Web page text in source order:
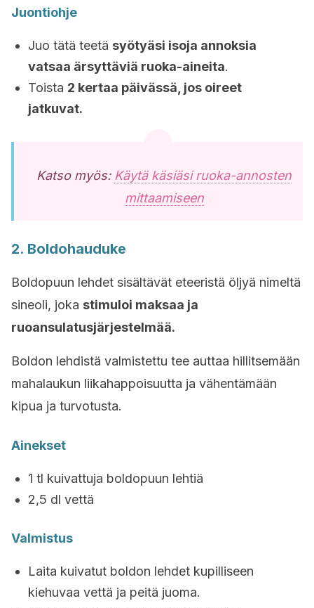
Juontiohje
Juo tätä teetä syötyäsi isoja annoksia
vatsaa ärsyttäviä ruoka-aineita.
Toista 2 kertaa päivässä, jos oireet
jatkuvat.
Katso myös: Käytä käsiäsi ruoka-annosten
mittaamiseen
2. Boldohauduke
Boldopuun lehdet sisältävät eteeristä öljyä nimeltä
sineoli, joka stimuloi maksaa ja
ruoansulatusjärjestelmää.
Boldon lehdistä valmistettu tee auttaa hillitsemään
mahalaukun liikahappoisuutta ja vähentämään
kipua ja turvotusta.
Ainekset
1 tl kuivattuja boldopuun lehtiä
2,5 dl vettä
Valmistus
Laita kuivatut boldon lehdet kupilliseen
kiehuvaa vettä ja peitä juoma.